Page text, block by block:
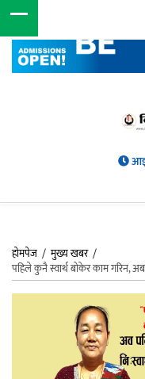
होमपेज /मुख्य खबर/
पहिले कुनै स्वार्थ बोकेर काम गरिन,